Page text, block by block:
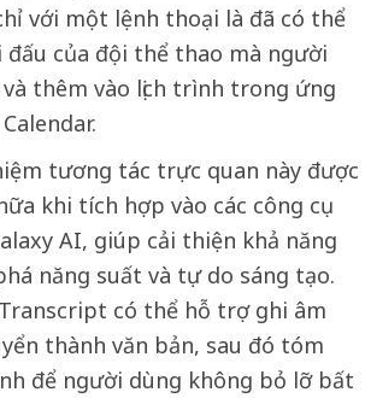
với một lệnh thoại là đã có thể
của đội thể thao mà người
thêm vào lịch trình trong ứng
tương tác trực quan này được
khi tích hợp vào các công cụ
AI, giúp cải thiện khả năng
năng suất và tự do sáng tạo.
có thể hỗ trợ ghi âm
thành văn bản, sau đó tóm
để người dùng không bỏ lỡ bất